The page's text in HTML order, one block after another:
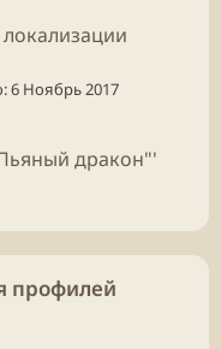
6 Ноябрь 2017
дракон"'
профилей